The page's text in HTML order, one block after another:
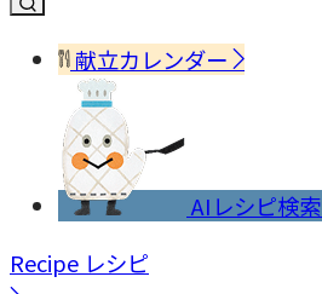
献立カレンダー
AIレシピ検索
Recipe レシピ